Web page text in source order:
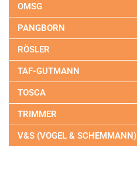
OMSG
PANGBORN
RÖSLER
TAF-GUTMANN
TOSCA
TRIMMER
V&S (VOGEL & SCHEMMANN)